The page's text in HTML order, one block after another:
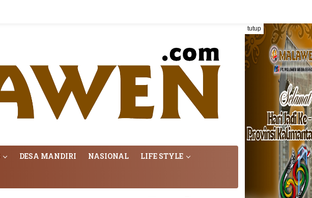
tutup
DESA MANDIRI NASIONAL LIFE STYLE